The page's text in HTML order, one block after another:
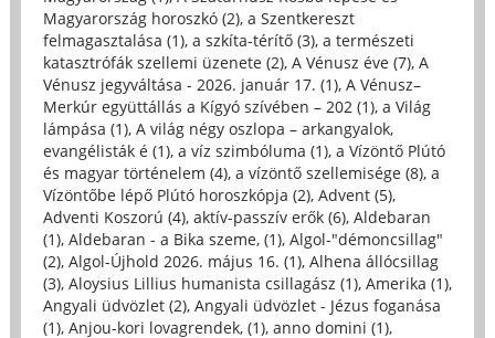
Magyarország horoszkó (2), a Szentkereszt
felmagasztalása (1), a szkíta-térítő (3), a természeti
katasztrófák szellemi üzenete (2), A Vénusz éve (7), A
Vénusz jegyváltása - 2026. január 17. (1), A Vénusz–
Merkúr együttállás a Kígyó szívében – 202 (1), a Világ
lámpása (1), A világ négy oszlopa – arkangyalok,
evangélisták é (1), a víz szimbóluma (1), a Vízöntő Plútó
és magyar történelem (4), a vízöntő szellemisége (8), a
Vízöntőbe lépő Plútó horoszkópja (2), Advent (5),
Adventi Koszorú (4), aktív-passzív erők (6), Aldebaran
(1), Aldebaran - a Bika szeme, (1), Algol-"démoncsillag"
(2), Algol-Újhold 2026. május 16. (1), Alhena állócsillag
(3), Aloysius Lillius humanista csillagász (1), Amerika (1),
Angyali üdvözlet (2), Angyali üdvözlet - Jézus foganása
(1), Anjou-kori lovagrendek, (1), anno domini (1),